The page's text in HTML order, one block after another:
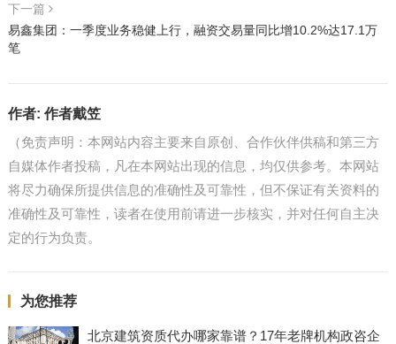
下一篇
易鑫集团：一季度业务稳健上行，融资交易量同比增10.2%达17.1万
笔
作者: 作者戴笠
（免责声明：本网站内容主要来自原创、合作伙伴供稿和第三方
自媒体作者投稿，凡在本网站出现的信息，均仅供参考。本网站
将尽力确保所提供信息的准确性及可靠性，但不保证有关资料的
准确性及可靠性，读者在使用前请进一步核实，并对任何自主决
定的行为负责。
为您推荐
北京建筑资质代办哪家靠谱？17年老牌机构政咨企